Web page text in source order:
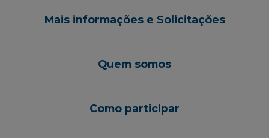
Mais informações e Solicitações
Quem somos
Como participar